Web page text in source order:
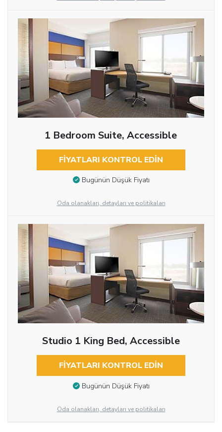
1 Bedroom Suite, Accessible
FIYATLARI KONTROL EDIN
Bugünün Düşük Fiyatı
Oda olanakları, detayları ve politikaları
Studio 1 King Bed, Accessible
FIYATLARI KONTROL EDIN
Bugünün Düşük Fiyatı
Oda olanakları, detayları ve politikaları